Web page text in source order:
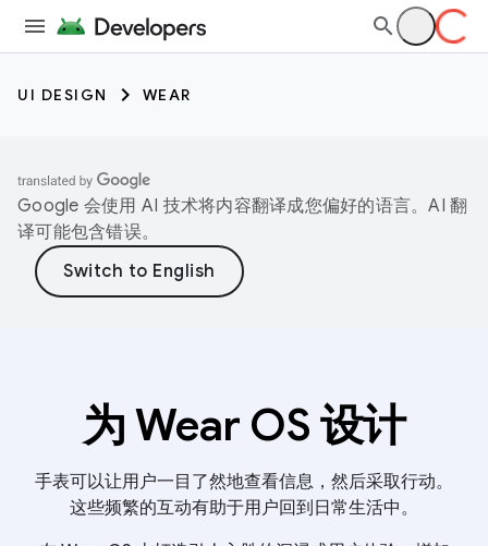
UI DESIGN WEAR
Google 会使用 AI 技术将内容翻译成您偏好的语言。AI 翻
译可能包含错误。
为 Wear OS 设计
手表可以让用户一目了然地查看信息，然后采取行动。
这些频繁的互动有助于用户回到日常生活中。